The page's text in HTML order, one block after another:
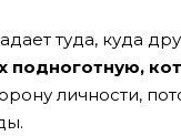
туда, куда
подноготную,
личности,